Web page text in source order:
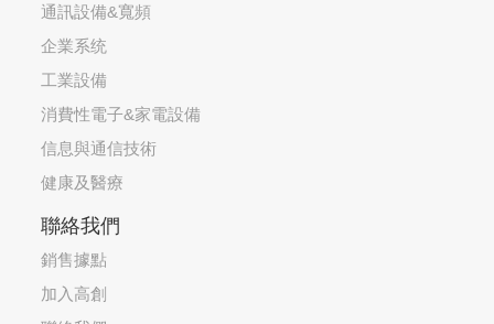
通訊設備&寬頻
企業系统
工業設備
消費性電子&家電設備
信息與通信技術
健康及醫療
聯絡我們
銷售據點
加入高創